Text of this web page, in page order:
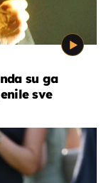
su ga
sve